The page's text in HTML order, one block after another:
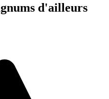
d'ailleurs